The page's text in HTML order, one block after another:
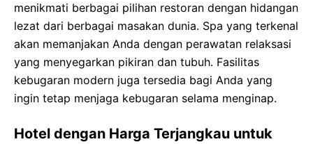
menikmati berbagai pilihan restoran dengan hidangan
lezat dari berbagai masakan dunia. Spa yang terkenal
akan memanjakan Anda dengan perawatan relaksasi
yang menyegarkan pikiran dan tubuh. Fasilitas
kebugaran modern juga tersedia bagi Anda yang
ingin tetap menjaga kebugaran selama menginap.
Hotel dengan Harga Terjangkau untuk